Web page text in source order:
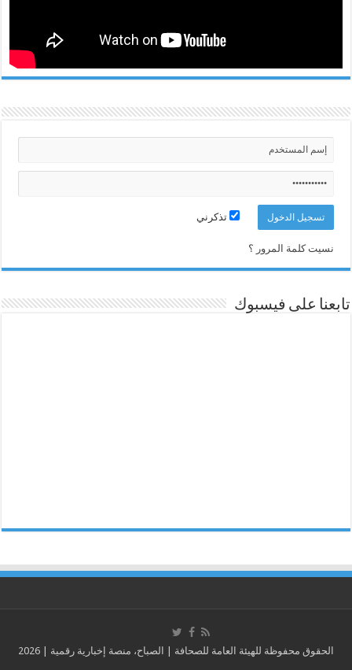
تذكرني
نسيت كلمة المرور ؟
تابعنا على فيسبوك
الحقوق محفوظة للهيئة العامة للصحافة | الصباح، منصة إخبارية رقمية | 2026